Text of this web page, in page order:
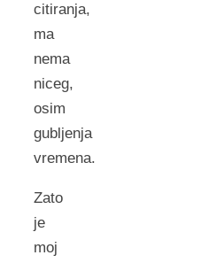
citiranja,
ma
nema
niceg,
osim
gubljenja
vremena.
Zato
je
moj